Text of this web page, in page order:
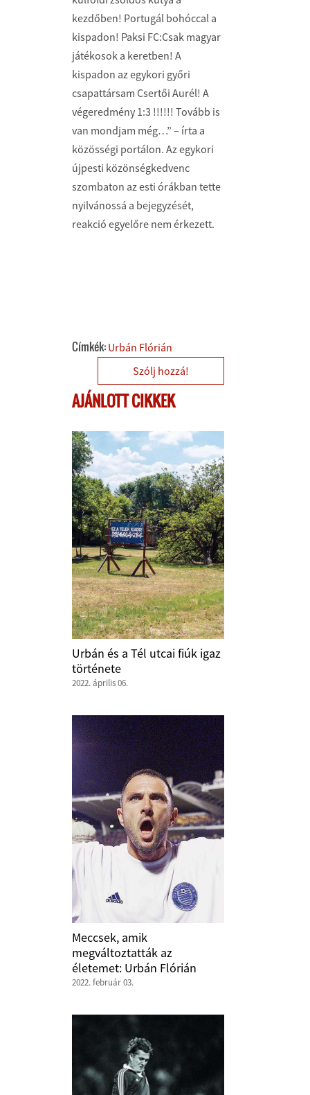
kezdőben! Portugál bohóccal a
kispadon! Paksi FC:Csak magyar
játékosok a keretben! A
kispadon az egykori győri
csapattársam Csertői Aurél! A
végeredmény 1:3 !!!!!! Tovább is
van mondjam még…” – írta a
közösségi portálon. Az egykori
újpesti közönségkedvenc
szombaton az esti órákban tette
nyilvánossá a bejegyzését,
reakció egyelőre nem érkezett.
Címkék: Urbán Flórián
Szólj hozzá!
AJÁNLOTT CIKKEK
Urbán és a Tél utcai fiúk igaz
története
2022. április 06.
Meccsek, amik
megváltoztatták az
életemet: Urbán Flórián
2022. február 03.